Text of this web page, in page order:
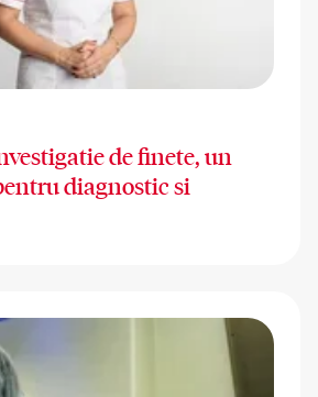
de finete, un
diagnostic si